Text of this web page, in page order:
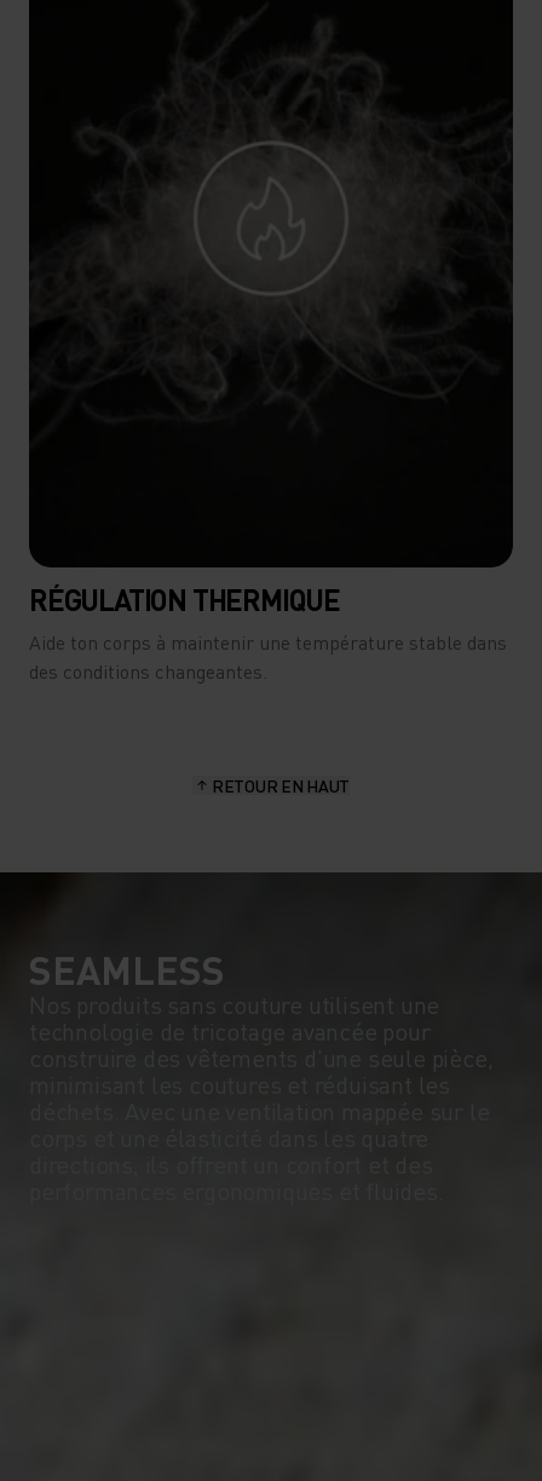
RÉGULATION THERMIQUE
Aide ton corps à maintenir une température stable dans
des conditions changeantes.
RETOUR EN HAUT
SEAMLESS
Nos produits sans couture utilisent une
technologie de tricotage avancée pour
construire des vêtements d'une seule pièce,
minimisant les coutures et réduisant les
déchets. Avec une ventilation mappée sur le